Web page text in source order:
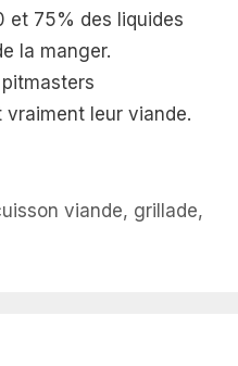
et 75% des liquides
la manger.
leur viande.
viande, grillade,